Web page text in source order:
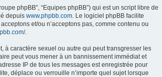
phpBB”, “Equipes phpBB”) qui est un script libre de
depuis www.phpbb.com. Le logiciel phpBB facilite
et/ou n’acceptons pas, comme contenu ou
.
à caractère sexuel ou autre qui peut transgresser les
peut vous mener à un bannissement immédiat et
IP de tous les messages est enregistrée pour
déplace ou verrouille n’importe quel sujet lorsque